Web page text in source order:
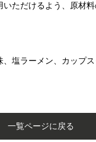
ただけるよう、原材
塩ラーメン、カップ
一覧ページに戻る